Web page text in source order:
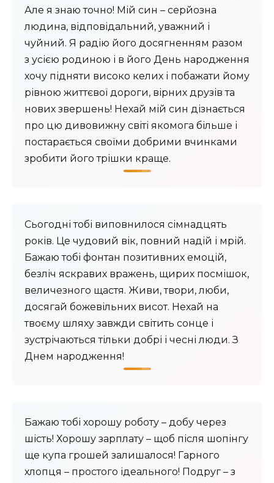
Але я знаю точно! Мій син – серйозна
людина, відповідальний, уважний і
чуйний. Я радію його досягненням разом
з усією родиною і в його День народження
хочу підняти високо келих і побажати йому
рівною життєвої дороги, вірних друзів та
нових звершень! Нехай мій син дізнається
про цю дивовижну світі якомога більше і
постарається своїми добрими вчинками
зробити його трішки краще.
Сьогодні тобі виповнилося сімнадцять
років. Це чудовий вік, повний надій і мрій.
Бажаю тобі фонтан позитивних емоцій,
безліч яскравих вражень, щирих посмішок,
величезного щастя. Живи, твори, люби,
досягай божевільних висот. Нехай на
твоєму шляху завжди світить сонце і
зустрічаються тільки добрі і чесні люди. З
Днем народження!
Бажаю тобі хорошу роботу – добу через
шість! Хорошу зарплату – щоб після шопінгу
ще купа грошей залишалося! Гарного
хлопця – простого ідеального! Подруг – з